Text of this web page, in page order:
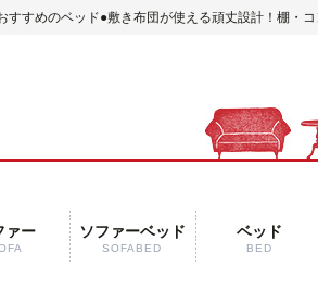
すすめのベッド●敷き布団が使える頑丈設計！棚・
ァー ソファーベッド
SOFABED
ベッド
BED